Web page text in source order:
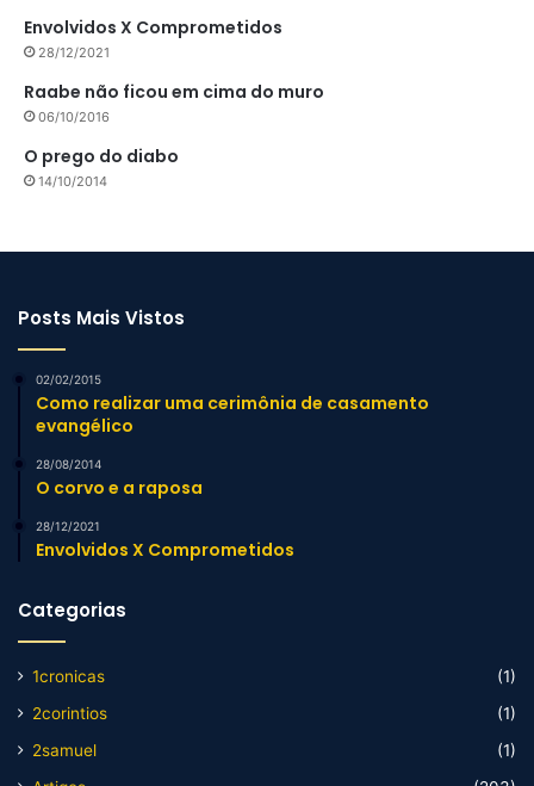
Envolvidos X Comprometidos
28/12/2021
Raabe não ficou em cima do muro
06/10/2016
O prego do diabo
14/10/2014
Posts Mais Vistos
02/02/2015
Como realizar uma cerimônia de casamento
evangélico
28/08/2014
O corvo e a raposa
28/12/2021
Envolvidos X Comprometidos
Categorias
1cronicas
(1)
2corintios
(1)
2samuel
(1)